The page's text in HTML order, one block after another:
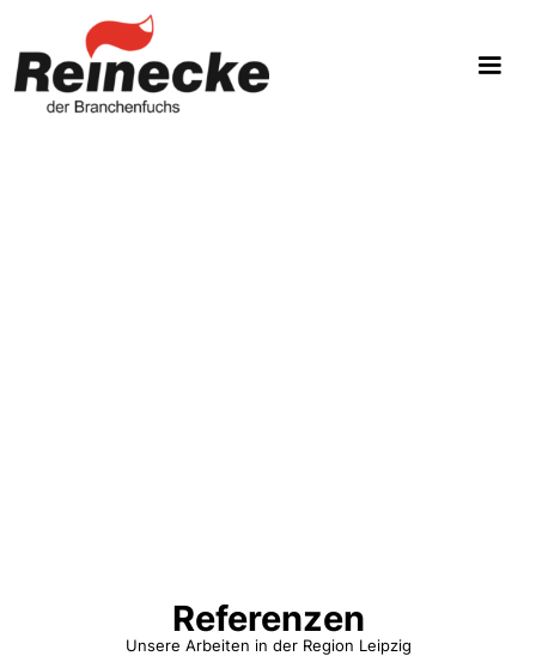
Referenzen
Unsere Arbeiten in der Region Leipzig